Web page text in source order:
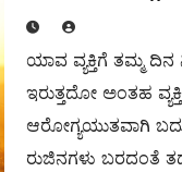
ನೋಡಿ!
ಯಾವ ವ್ಯಕ್ತಿಗೆ ತಮ್ಮ
ಇರುತ್ತದೋ ಅಂತಹ
ಆರೋಗ್ಯಯುತವಾಗಿ
ರುಜಿನಗಳು ಬರದಂತೆ